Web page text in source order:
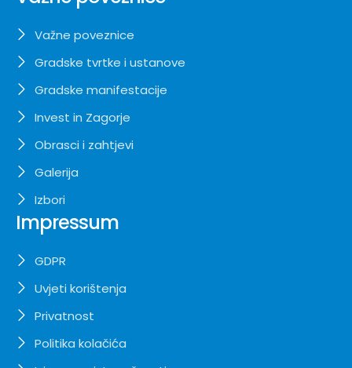
Važne poveznice
Gradske tvrtke i ustanove
Gradske manifestacije
Invest in Zagorje
Obrasci i zahtjevi
Galerija
Izbori
Impressum
GDPR
Uvjeti korištenja
Privatnost
Politika kolačića